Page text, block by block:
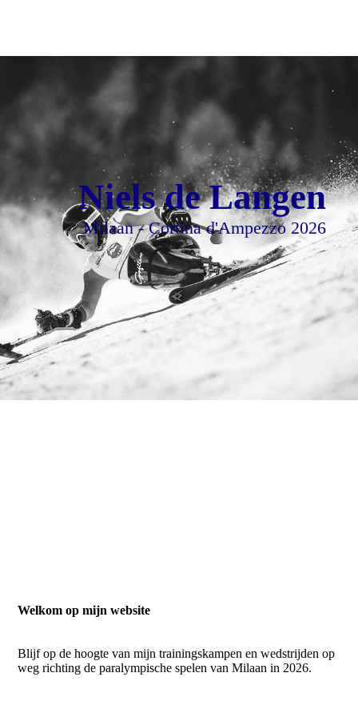
Niels de Langen
Milaan - Cortina d'Ampezzo 2026
Welkom op mijn website
Blijf op de hoogte van mijn trainingskampen en wedstrijden op
weg richting de paralympische spelen van Milaan in 2026.